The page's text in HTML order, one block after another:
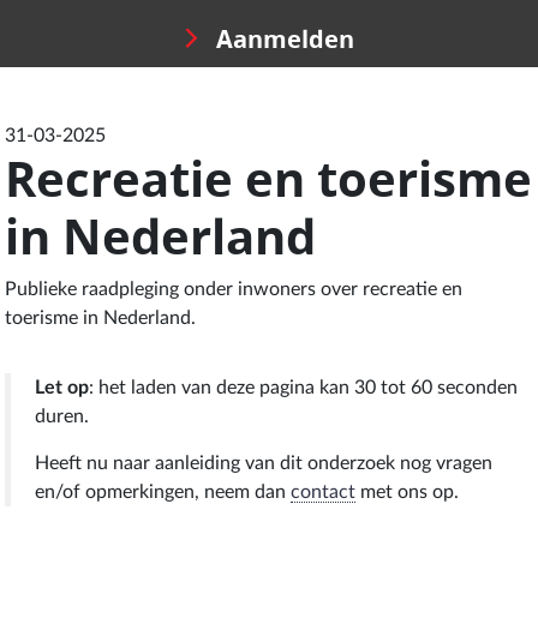
Aanmelden
31-03-2025
Recreatie en toerisme
in Nederland
Publieke raadpleging onder inwoners over recreatie en
toerisme in Nederland.
Let op: het laden van deze pagina kan 30 tot 60 seconden
duren.
Heeft nu naar aanleiding van dit onderzoek nog vragen
en/of opmerkingen, neem dancontact met ons op.